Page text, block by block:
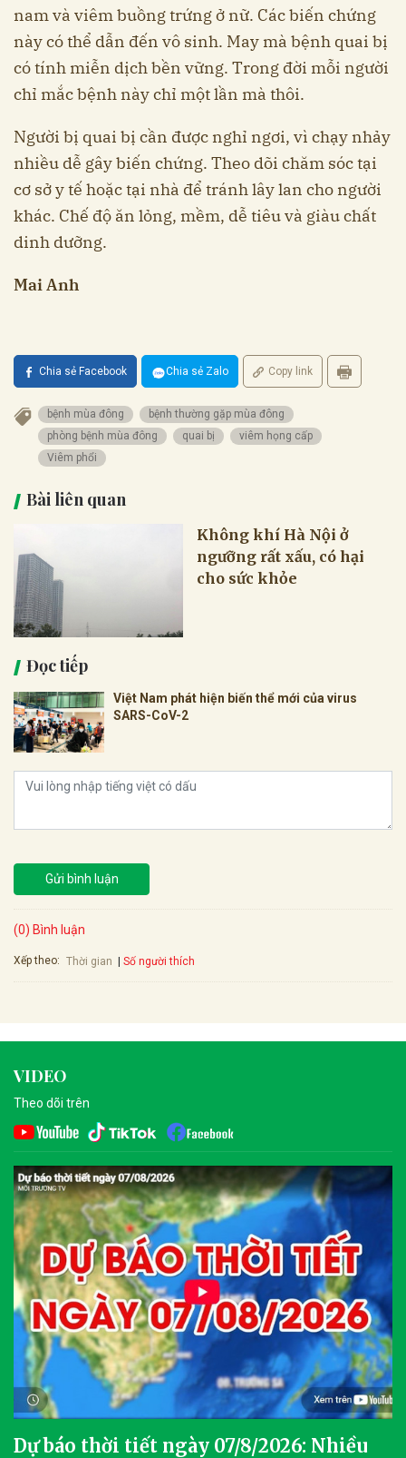
nam và viêm buồng trứng ở nữ. Các biến chứng
này có thể dẫn đến vô sinh. May mà bệnh quai bị
có tính miễn dịch bền vững. Trong đời mỗi người
chỉ mắc bệnh này chỉ một lần mà thôi.
Người bị quai bị cần được nghỉ ngơi, vì chạy nhảy
nhiều dễ gây biến chứng. Theo dõi chăm sóc tại
cơ sở y tế hoặc tại nhà để tránh lây lan cho người
khác. Chế độ ăn lỏng, mềm, dễ tiêu và giàu chất
dinh dưỡng.
Mai Anh
Chia sẻ Facebook Chia sẻ Zalo Copy link
bệnh mùa đông
bệnh thường gặp mùa đông
phòng bệnh mùa đông
quai bị
viêm họng cấp
Viêm phổi
Bài liên quan
Không khí Hà Nội ở
ngưỡng rất xấu, có hại
cho sức khỏe
Đọc tiếp
Việt Nam phát hiện biến thể mới của virus
SARS-CoV-2
Gửi bình luận
(0) Bình luận
Xếp theo: Thời gian Số người thích
VIDEO
Theo dõi trên
Dự báo thời tiết ngày 07/8/2026: Nhiều